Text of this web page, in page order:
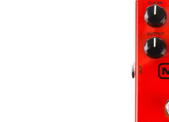
Klaviere & Piano
Synths & samplers